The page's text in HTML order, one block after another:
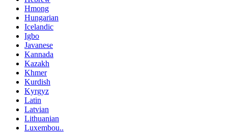
Hmong
Hungarian
Icelandic
Igbo
Javanese
Kannada
Kazakh
Khmer
Kurdish
Kyrgyz
Latin
Latvian
Lithuanian
Luxembou..